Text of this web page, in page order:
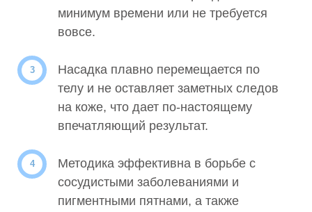
минимум времени или не требуется
вовсе.
Насадка плавно перемещается по
телу и не оставляет заметных следов
на коже, что дает по-настоящему
впечатляющий результат.
Методика эффективна в борьбе с
сосудистыми заболеваниями и
пигментными пятнами, а также